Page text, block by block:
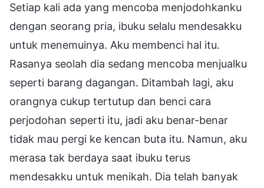
Setiap kali ada yang mencoba menjodohkanku
dengan seorang pria, ibuku selalu mendesakku
untuk menemuinya. Aku membenci hal itu.
Rasanya seolah dia sedang mencoba menjualku
seperti barang dagangan. Ditambah lagi, aku
orangnya cukup tertutup dan benci cara
perjodohan seperti itu, jadi aku benar-benar
tidak mau pergi ke kencan buta itu. Namun, aku
merasa tak berdaya saat ibuku terus
mendesakku untuk menikah. Dia telah banyak